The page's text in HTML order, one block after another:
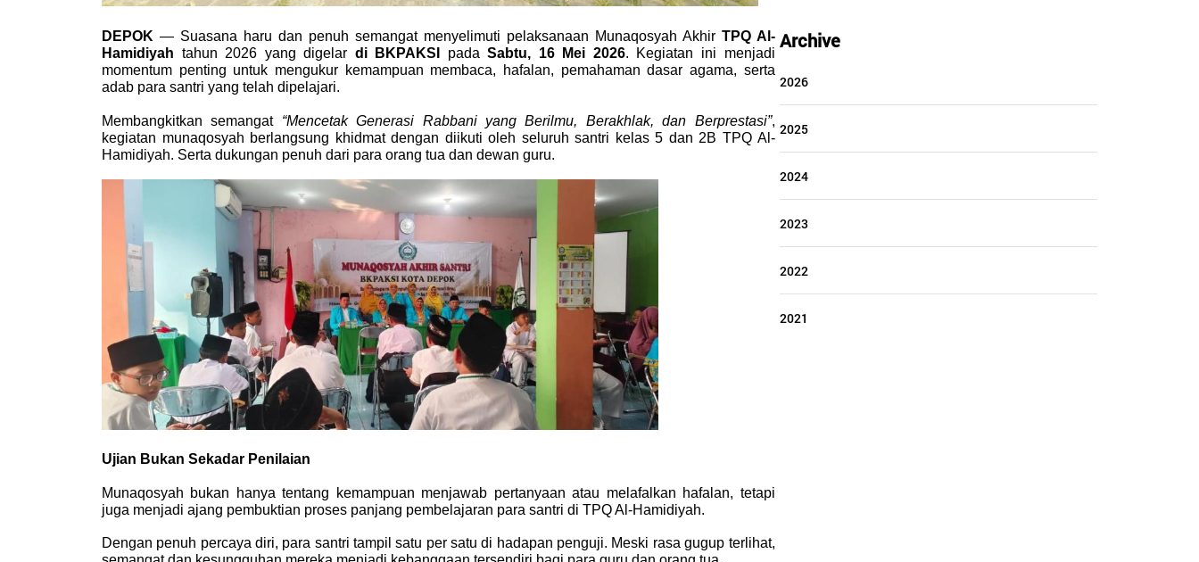
DEPOK — Suasana haru dan penuh semangat menyelimuti pelaksanaan Munaqosyah Akhir TPQ Al-
Hamidiyah tahun 2026 yang digelar di BKPAKSI pada Sabtu, 16 Mei 2026. Kegiatan ini menjadi
momentum penting untuk mengukur kemampuan membaca, hafalan, pemahaman dasar agama, serta
adab para santri yang telah dipelajari.
Membangkitkan semangat “Mencetak Generasi Rabbani yang Berilmu, Berakhlak, dan Berprestasi”,
kegiatan munaqosyah berlangsung khidmat dengan diikuti oleh seluruh santri kelas 5 dan 2B TPQ Al-
Hamidiyah. Serta dukungan penuh dari para orang tua dan dewan guru.
Ujian Bukan Sekadar Penilaian
Munaqosyah bukan hanya tentang kemampuan menjawab pertanyaan atau melafalkan hafalan, tetapi
juga menjadi ajang pembuktian proses panjang pembelajaran para santri di TPQ Al-Hamidiyah.
Dengan penuh percaya diri, para santri tampil satu per satu di hadapan penguji. Meski rasa gugup terlihat,
Archive
2026
2025
2024
2023
2022
2021